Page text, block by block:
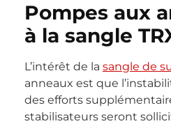
Pompes aux
à la sangle
L’intérêt de la sangle de
anneaux est que
des efforts
stabilisateurs seront